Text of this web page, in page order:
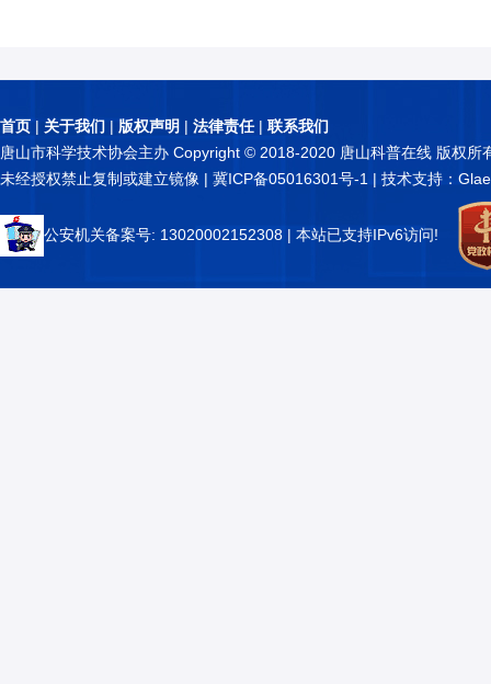
首页 | 关于我们 | 版权声明 | 法律责任| 联系我们
唐山市科学技术协会主办 Copyright © 2018-2020 唐山科普在线 版权所
未经授权禁止复制或建立镜像 | 冀ICP备05016301号-1 | 技术支持：
公安机关备案号: 13020002152308 | 本站已支持IPv6访问!